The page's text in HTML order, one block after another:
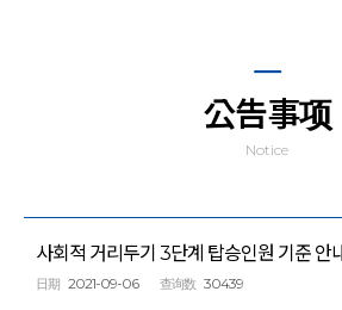
公告事项
Notice
사회적 거리두기 3단계 탑승인원 기준 안
日期 2021-09-06 查询数 30439